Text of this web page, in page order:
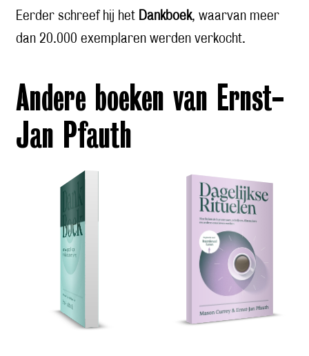
Eerder schreef hij het Dankboek, waarvan meer
dan 20.000 exemplaren werden verkocht.
Andere boeken van Ernst-
Jan Pfauth